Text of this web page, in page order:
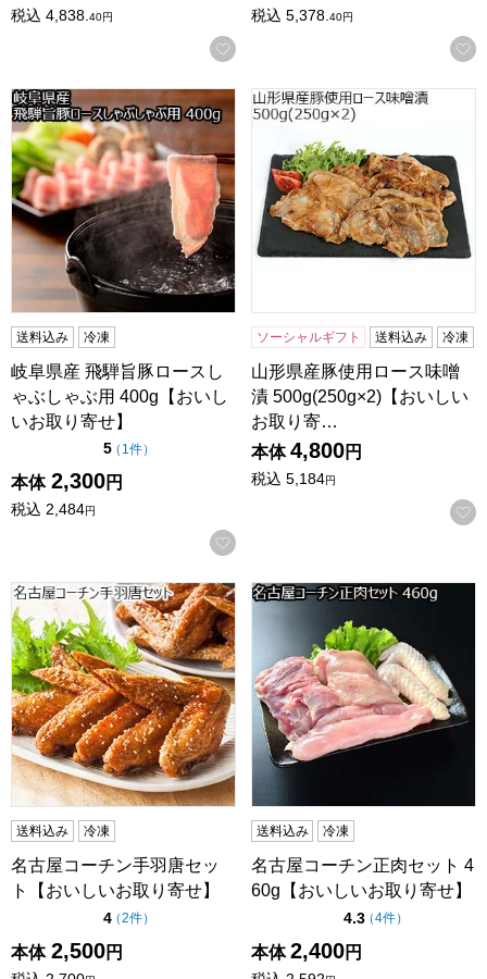
税込 4,838.40円
お気に入りに登録する
税込 5,378. 40円
岐阜県産 飛騨旨豚ロースしゃぶしゃぶ用 400g【おいしいお
送料込み 冷凍
岐阜県産 飛騨旨豚ロースし
ゃぶしゃぶ用 400g【おいし
いお取り寄せ】
5点（5点満点中）
（ 1件の評価
）
本体 2,300円
税込 2,484円
お気に入りに登録する
山形県産豚使用ロース味噌漬
ソーシャルギフト 送料込み 冷凍
山形県産豚使用ロース味噌
漬 500g(250g×2)【おいしい
お取り寄…
本体 4,800円
税込 5,184円
名古屋コーチン手羽唐セット【おいしいお取り寄せ】
送料込み 冷凍
名古屋コーチン手羽唐セッ
ト【おいしいお取り寄せ】
4点（5点満点中）
（2件の評価
）
本体 2,500円
名古屋コーチン正肉セット
送料込み 冷凍
名古屋コーチン正肉セット 4
60g【おいしいお取り寄せ】
4.3点（5点満点中）
（4件の評価
）
本体 2,400円